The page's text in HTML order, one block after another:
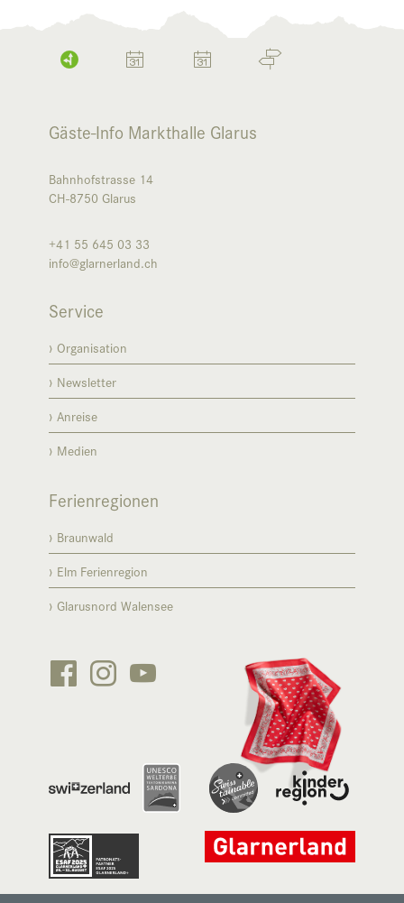
Gäste-Info Markthalle Glarus
Bahnhofstrasse 14
CH-8750 Glarus
+41 55 645 03 33
info@glarnerland.ch
Service
Organisation
Newsletter
Anreise
Medien
Ferienregionen
Braunwald
Elm Ferienregion
Glarusnord Walensee

 